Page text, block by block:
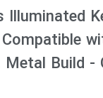
Metal Build -